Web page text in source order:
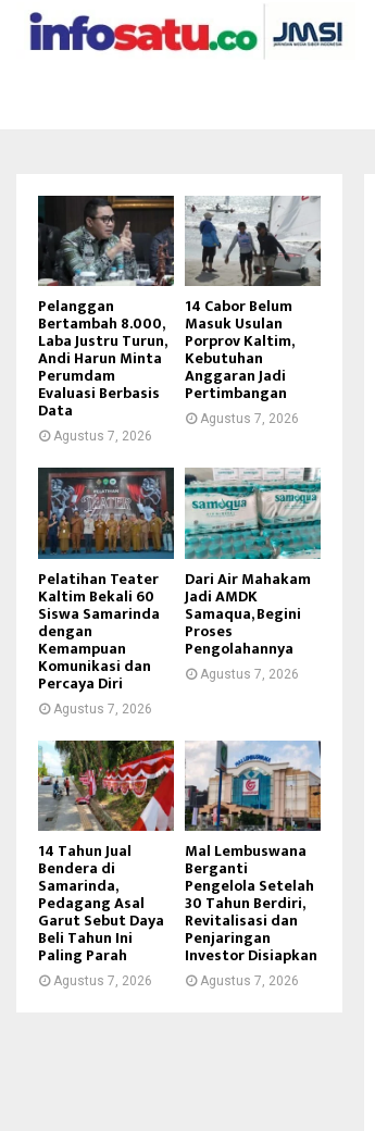
Pelanggan
Bertambah 8.000,
Laba Justru Turun,
Andi Harun Minta
Perumdam
Evaluasi Berbasis
Data
Agustus 7, 2026
14 Cabor Belum
Masuk Usulan
Porprov Kaltim,
Kebutuhan
Anggaran Jadi
Pertimbangan
Agustus 7, 2026
Pelatihan Teater
Kaltim Bekali 60
Siswa Samarinda
dengan
Kemampuan
Komunikasi dan
Percaya Diri
Agustus 7, 2026
Dari Air Mahakam
Jadi AMDK
Samaqua, Begini
Proses
Pengolahannya
Agustus 7, 2026
14 Tahun Jual
Bendera di
Samarinda,
Pedagang Asal
Garut Sebut Daya
Beli Tahun Ini
Paling Parah
Agustus 7, 2026
Mal Lembuswana
Berganti
Pengelola Setelah
30 Tahun Berdiri,
Revitalisasi dan
Penjaringan
Investor Disiapkan
Agustus 7, 2026